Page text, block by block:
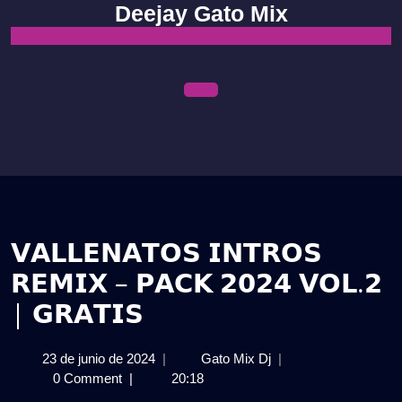
content
Deejay Gato Mix
𝗩𝗔𝗟𝗟𝗘𝗡𝗔𝗧𝗢𝗦 𝗜𝗡𝗧𝗥𝗢𝗦
𝗥𝗘𝗠𝗜𝗫 – 𝗣𝗔𝗖𝗞 𝟮𝟬𝟮𝟰 𝗩𝗢𝗟.𝟮
| 𝗚𝗥𝗔𝗧𝗜𝗦
23 de junio de 202423| Gato Mix Dj𝗩𝗔𝗟𝗟𝗘𝗡𝗔𝗧𝗢𝗦
|
0 Comment | 20:18